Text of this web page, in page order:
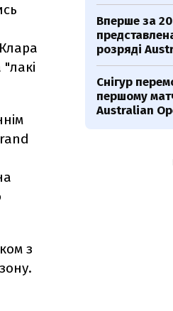
з
Вперше за 20
розряді
Снігур
першому
Australian